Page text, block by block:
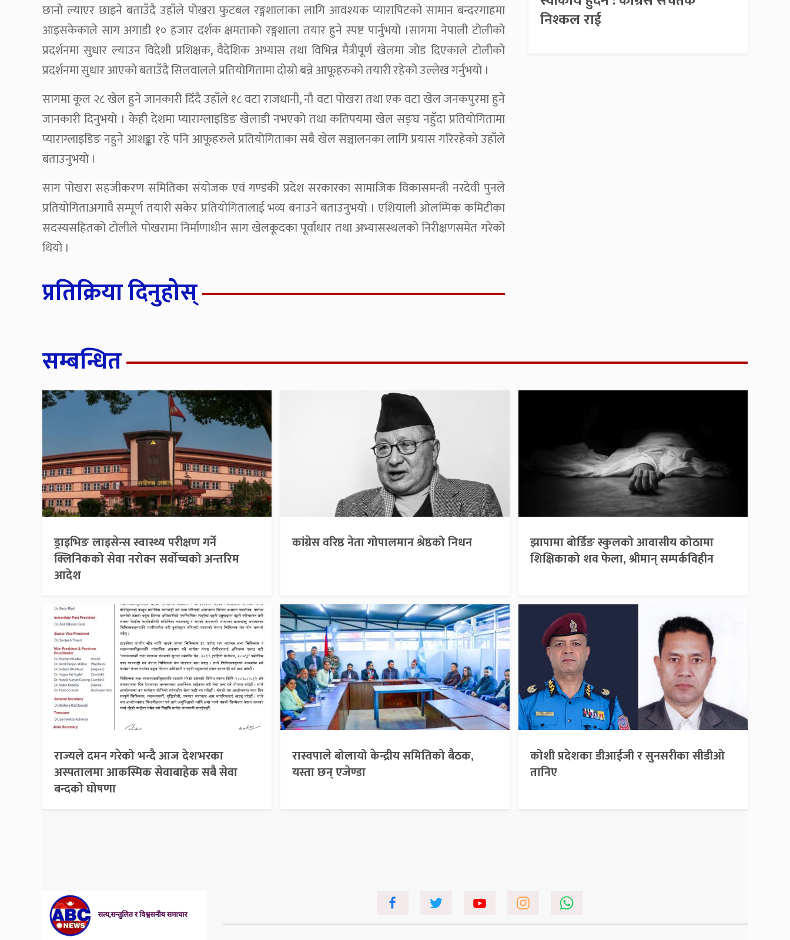
छानो ल्याएर छाइने बताउँदै उहाँले पोखरा फुटबल रङ्गशालाका लागि आवश्यक प्यारापिटको सामान बन्दरगाहमा
आइसकेकाले साग अगाडी १० हजार दर्शक क्षमताको रङ्गशाला तयार हुने स्पष्ट पार्नुभयो ।सागमा नेपाली टोलीको
प्रदर्शनमा सुधार ल्याउन विदेशी प्रशिक्षक, वैदेशिक अभ्यास तथा विभिन्न मैत्रीपूर्ण खेलमा जोड दिएकाले टोलीको
प्रदर्शनमा सुधार आएको बताउँदै सिलवालले प्रतियोगितामा दोस्रो बन्ने आफूहरुको तयारी रहेको उल्लेख गर्नुभयो ।
सागमा कूल २८ खेल हुने जानकारी दिँदै उहाँले १८ वटा राजधानी, नौ वटा पोखरा तथा एक वटा खेल जनकपुरमा हुने
जानकारी दिनुभयो । केही देशमा प्याराग्लाइडिङ खेलाडी नभएको तथा कतिपयमा खेल सङ्घ नहुँदा प्रतियोगितामा
प्याराग्लाइडिङ नहुने आशङ्का रहे पनि आफूहरुले प्रतियोगिताका सबै खेल सञ्चालनका लागि प्रयास गरिरहेको उहाँले
बताउनुभयो ।
साग पोखरा सहजीकरण समितिका संयोजक एवं गण्डकी प्रदेश सरकारका सामाजिक विकासमन्त्री नरदेवी पुनले
प्रतियोगिताअगावै सम्पूर्ण तयारी सकेर प्रतियोगितालाई भव्य बनाउने बताउनुभयो । एशियाली ओलम्पिक कमिटीका
सदस्यसहितको टोलीले पोखरामा निर्माणाधीन साग खेलकूदका पूर्वाधार तथा अभ्यासस्थलको निरीक्षणसमेत गरेको
थियो ।
प्रतिक्रिया दिनुहोस्
निश्कल राई
सम्बन्धित
ड्राइभिङ लाइसेन्स स्वास्थ्य परीक्षण गर्ने
क्लिनिकको सेवा नरोक्न सर्वोच्चको अन्तरिम
आदेश
कांग्रेस वरिष्ठ नेता गोपालमान श्रेष्ठको निधन
झापामा बोर्डिङ स्कुलको आवासीय कोठामा
शिक्षिकाको शव फेला, श्रीमान् सम्पर्कविहीन
राज्यले दमन गरेको भन्दै आज देशभरका
अस्पतालमा आकस्मिक सेवाबाहेक सबै सेवा
बन्दको घोषणा
रास्वपाले बोलायो केन्द्रीय समितिको बैठक,
यस्ता छन् एजेण्डा
कोशी प्रदेशका डीआईजी र सुनसरीका सीडीओ
तानिए